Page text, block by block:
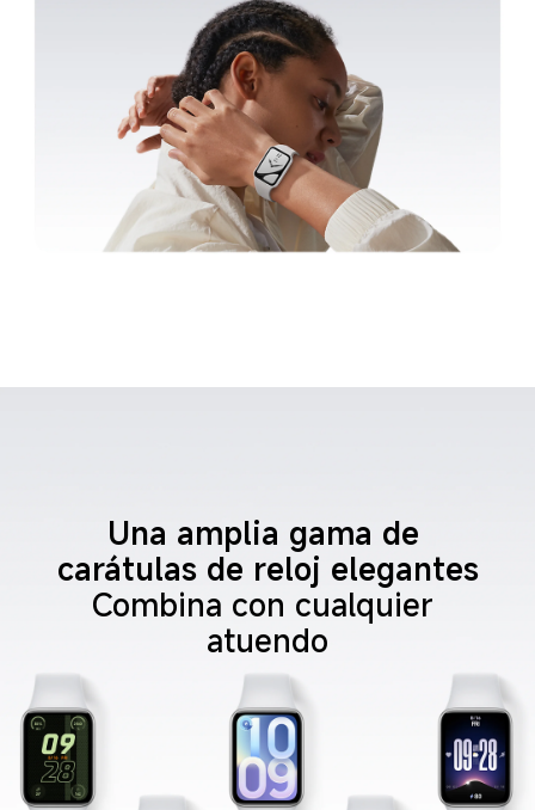
Una amplia gama de
carátulas de reloj elegantes
Combina con cualquier
atuendo